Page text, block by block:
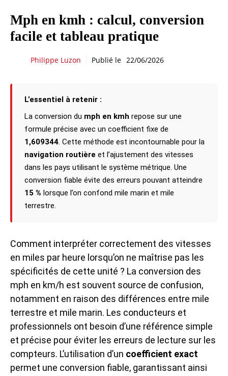
Mph en kmh : calcul, conversion
facile et tableau pratique
Philippe Luzon Publié le 22/06/2026
L’essentiel à retenir :
La conversion du mph en kmh repose sur une
formule précise avec un coefficient fixe de
1,609344. Cette méthode est incontournable pour la
navigation routière et l’ajustement des vitesses
dans les pays utilisant le système métrique. Une
conversion fiable évite des erreurs pouvant atteindre
15 % lorsque l’on confond mile marin et mile
terrestre.
Comment interpréter correctement des vitesses
en miles par heure lorsqu’on ne maîtrise pas les
spécificités de cette unité ? La conversion des
mph en km/h est souvent source de confusion,
notamment en raison des différences entre mile
terrestre et mile marin. Les conducteurs et
professionnels ont besoin d’une référence simple
et précise pour éviter les erreurs de lecture sur les
compteurs. L’utilisation d’un coefficient exact
permet une conversion fiable, garantissant ainsi